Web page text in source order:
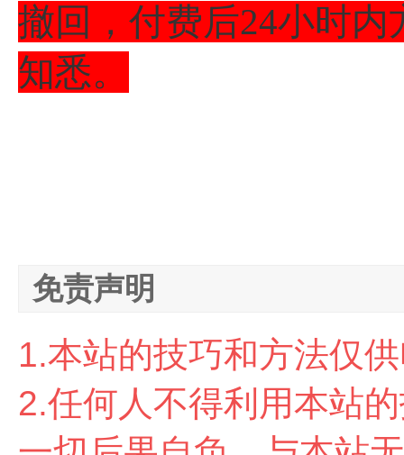
撤回，付费后24小时
知悉。
免责声明
1.本站的技巧和方法仅
2.任何人不得利用本站